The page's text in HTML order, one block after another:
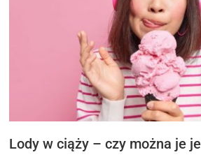
Lody w ciąży – czy można je